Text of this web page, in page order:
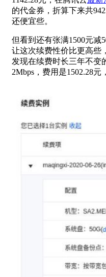
的代金券，折算下来共
还便宜些。
但看到还有张满1500元减
让这次续费性价比更高些
发现在续费时长三年不变
2Mbps，费用是1502.28元